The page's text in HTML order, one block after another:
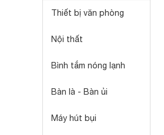
Thiết bị văn phòng
Nội thất
Bình tắm nóng lạnh
Bàn là - Bàn ủi
Máy hút bụi